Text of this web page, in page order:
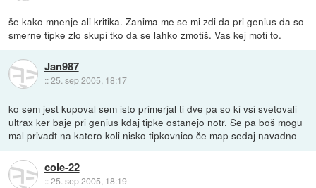
še kako mnenje ali kritika. Zanima me se mi zdi da pri genius da so
smerne tipke zlo skupi tko da se lahko zmotiš. Vas kej moti to.
Jan987
::25. sep 2005, 18:17
ko sem jest kupoval sem isto primerjal ti dve pa so ki vsi svetovali
ultrax ker baje pri genius kdaj tipke ostanejo notr. Se pa boš mogu
mal privadt na katero koli nisko tipkovnico če map sedaj navadno
cole-22
::25. sep 2005, 18:19